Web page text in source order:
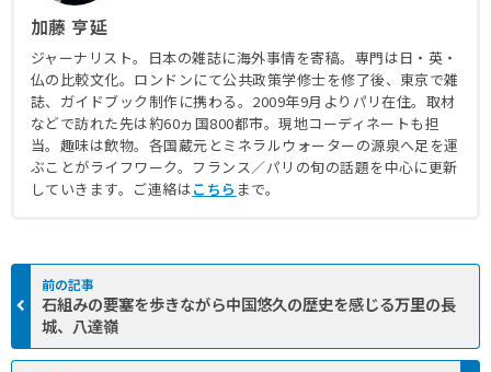
加藤 亨延
ジャーナリスト。日本の雑誌に海外事情を寄稿。専門は日・英・
仏の比較文化。ロンドンにて公共政策学修士を修了後、東京で雑
誌、ガイドブック制作に携わる。2009年9月よりパリ在住。取材
などで訪れた先は約60ヵ国800都市。現地コーディネートも担
当。趣味は飲物。各国蔵元とミネラルウォーターの源泉へ足を運
ぶことがライフワーク。フランス／パリの旬の話題を中心に更新
していきます。ご連絡はこちら まで。
石組みの要塞を歩きながら中国悠久の歴史を感じる万里の長
城、八達嶺